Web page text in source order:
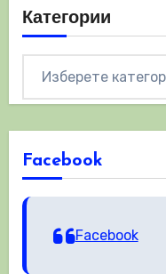
Категории
Facebook
Facebook